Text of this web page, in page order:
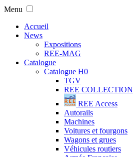
Menu
Accueil
News
Expositions
REE-MAG
Catalogue
Catalogue H0
TGV
REE COLLECTION
REE Access
Autorails
Machines
Voitures et fourgons
Wagons et grues
Véhicules routiers